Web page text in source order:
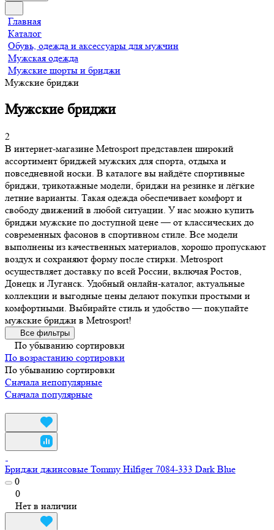
Главная
Каталог
Обувь, одежда и аксессуары для мужчин
Мужская одежда
Мужские шорты и бриджи
Мужские бриджи
Мужские бриджи
2
В интернет-магазине Metrosport представлен широкий
ассортимент бриджей мужских для спорта, отдыха и
повседневной носки. В каталоге вы найдёте спортивные
бриджи, трикотажные модели, бриджи на резинке и лёгкие
летние варианты. Такая одежда обеспечивает комфорт и
свободу движений в любой ситуации. У нас можно купить
бриджи мужские по доступной цене — от классических до
современных фасонов в спортивном стиле. Все модели
выполнены из качественных материалов, хорошо пропускают
воздух и сохраняют форму после стирки. Metrosport
осуществляет доставку по всей России, включая Ростов,
Донецк и Луганск. Удобный онлайн-каталог, актуальные
коллекции и выгодные цены делают покупки простыми и
комфортными. Выбирайте стиль и удобство — покупайте
мужские бриджи в Metrosport!
Все фильтры
По убыванию сортировки
По возрастанию сортировки
По убыванию сортировки
Сначала непопулярные
Сначала популярные
Бриджи джинсовые Tommy Hilfiger 7084-333 Dark Blue
0
0
Нет в наличии